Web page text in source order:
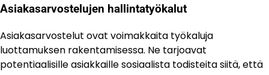
Asiakasarvostelujen hallintatyökalut
Asiakasarvostelut ovat voimakkaita työkaluja
luottamuksen rakentamisessa. Ne tarjoavat
potentiaalisille asiakkaille sosiaalista todisteita siitä, että